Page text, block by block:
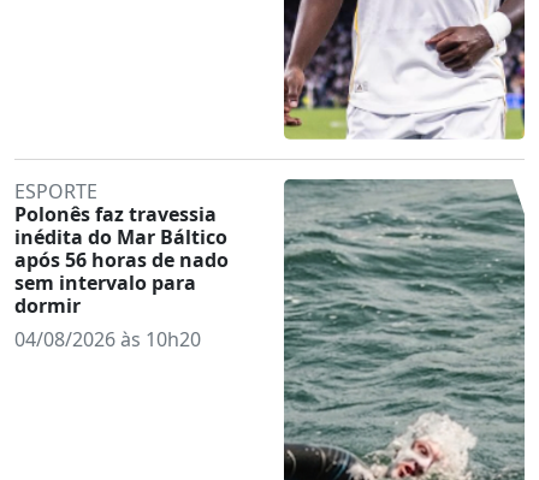
ESPORTE
Polonês faz travessia
inédita do Mar Báltico
após 56 horas de nado
sem intervalo para
dormir
04/08/2026 às 10h20